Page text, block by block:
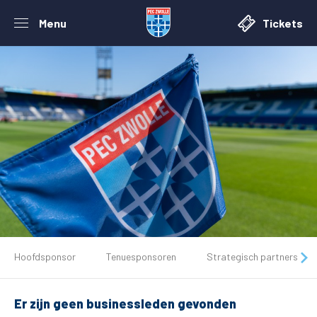
Menu Tickets
Tickets
Matchdays
Hoofdsponsor Tenuesponsoren Strategisch partners
Er zijn geen businessleden gevonden